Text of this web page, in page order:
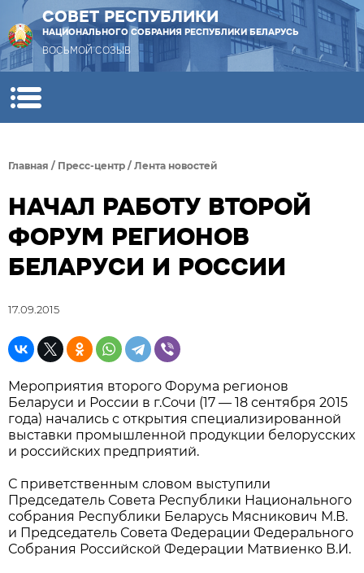
СОВЕТ РЕСПУБЛИКИ
НАЦИОНАЛЬНОГО СОБРАНИЯ РЕСПУБЛИКИ БЕЛАРУСЬ
ВОСЬМОЙ СОЗЫВ
Главная / Пресс-центр / Лента новостей
НАЧАЛ РАБОТУ ВТОРОЙ
ФОРУМ РЕГИОНОВ
БЕЛАРУСИ И РОССИИ
17.09.2015
Мероприятия второго Форума регионов
Беларуси и России в г.Сочи (17 — 18 сентября 2015
года) начались с открытия специализированной
выставки промышленной продукции белорусских
и российских предприятий.
С приветственным словом выступили
Председатель Совета Республики Национального
собрания Республики Беларусь Мясникович М.В.
и Председатель Совета Федерации Федерального
Собрания Российской Федерации Матвиенко В.И.